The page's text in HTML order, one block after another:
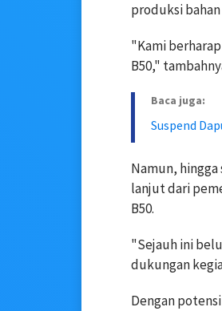
produksi
"Kami
B50,"
Baca juga:
Suspend
Namun,
lanjut dari
B50.
"Sejauh ini
dukungan
Dengan